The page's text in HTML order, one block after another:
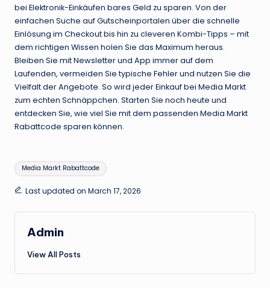
bei Elektronik-Einkäufen bares Geld zu sparen. Von der
einfachen Suche auf Gutscheinportalen über die schnelle
Einlösung im Checkout bis hin zu cleveren Kombi-Tipps – mit
dem richtigen Wissen holen Sie das Maximum heraus.
Bleiben Sie mit Newsletter und App immer auf dem
Laufenden, vermeiden Sie typische Fehler und nutzen Sie die
Vielfalt der Angebote. So wird jeder Einkauf bei Media Markt
zum echten Schnäppchen. Starten Sie noch heute und
entdecken Sie, wie viel Sie mit dem passenden Media Markt
Rabattcode sparen können.
Tags:
Media Markt Rabattcode
Last updated on March 17, 2026
Admin
View All Posts